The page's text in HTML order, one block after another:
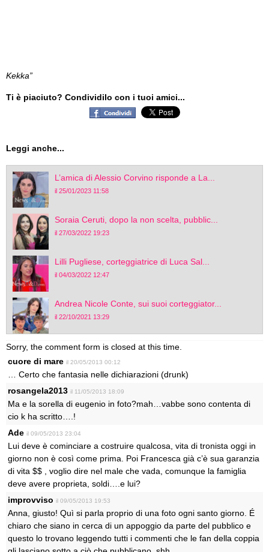
Kekka”
Ti è piaciuto? Condividilo con i tuoi amici...
Leggi anche...
L’amica di Alessio Corvino risponde a La...
il 25/01/2023 11:58
Soraia Ceruti, dopo la non scelta, pubblic...
il 27/03/2022 19:23
Lilli Pugliese, corteggiatrice di Luca Sal...
il 04/03/2022 12:47
Andrea Nicole Conte, sui suoi corteggiator...
il 22/10/2021 13:29
Sorry, the comment form is closed at this time.
cuore di mare il 20/05/2013 00:12
… Certo che fantasia nelle dichiarazioni (drunk)
rosangela2013 il 11/05/2013 18:09
Ma e la sorella di eugenio in foto?mah…vabbe sono contenta di
cio k ha scritto….!
Ade il 09/05/2013 23:04
Lui deve è cominciare a costruire qualcosa, vita di tronista oggi in
giorno non è così come prima. Poi Francesca già c’è sua garanzia
di vita $$ , voglio dire nel male che vada, comunque la famiglia
deve avere proprieta, soldi….e lui?
improvviso il 09/05/2013 19:53
Anna, giusto! Quì si parla proprio di una foto ogni santo giorno. É
chiaro che siano in cerca di un appoggio da parte del pubblico e
questo lo trovano leggendo tutti i commenti che le fan della coppia